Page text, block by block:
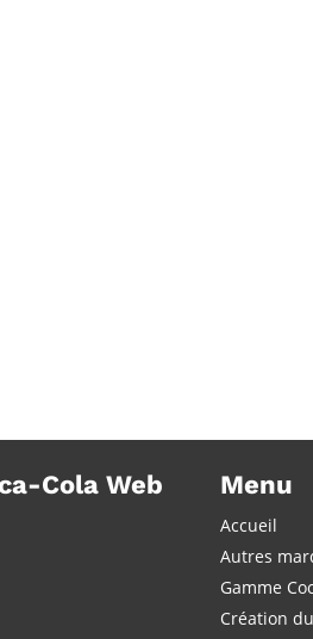
Cola Web Menu
Accueil
Autres
Gamme
Création